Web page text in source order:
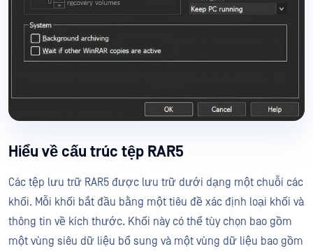
Hiểu về cấu trúc tệp RAR5
Các tệp lưu trữ RAR5 được lưu trữ dưới dạng một chuỗi các
khối. Mỗi khối bắt đầu bằng một tiêu đề xác định loại khối và
thông tin về kích thước. Khối này có thể tùy chọn bao gồm
một vùng siêu dữ liệu bổ sung và một vùng dữ liệu bao gồm